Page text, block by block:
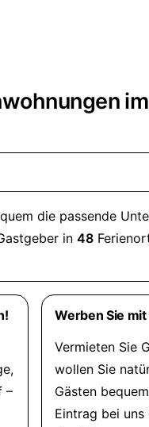
die passende
in 48
–
Werben Sie
Vermieten Sie
wollen Sie
Gästen
Eintrag bei